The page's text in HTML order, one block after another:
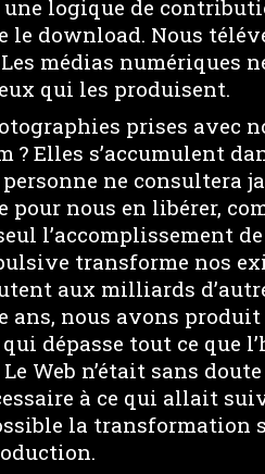
logique de
le download. Nous
médias numériques
qui les produisent.
prises avec
Elles s’accumulent
ne consultera
nous en libérer,
l’accomplissement
transforme nos
aux milliards
ans, nous avons
dépasse tout ce que
Web n’était sans
à ce qui allait
la transformation